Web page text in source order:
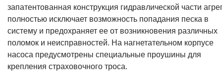
запатентованная конструкция гидравлической части
полностью исключает возможность попадания песка в
систему и предохраняет ее от возникновения различных
поломок и неисправностей. На нагнетательном корпусе
насоса предусмотрены специальные проушины для
крепления страховочного троса.